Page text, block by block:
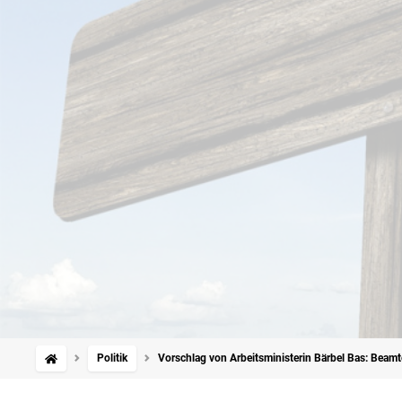
Politik Vorschlag von Arbeitsministerin Bärbel Bas: